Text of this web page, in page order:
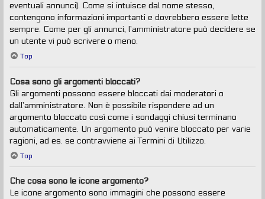
eventuali annunci). Come si intuisce dal nome stesso,
contengono informazioni importanti e dovrebbero essere lette
sempre. Come per gli annunci, l’amministratore può decidere se
un utente vi può scrivere o meno.
Top
Cosa sono gli argomenti bloccati?
Gli argomenti possono essere bloccati dai moderatori o
dall’amministratore. Non è possibile rispondere ad un
argomento bloccato così come i sondaggi chiusi terminano
automaticamente. Un argomento può venire bloccato per varie
ragioni, ad es. se contravviene ai Termini di Utilizzo.
Top
Che cosa sono le icone argomento?
Le icone argomento sono immagini che possono essere